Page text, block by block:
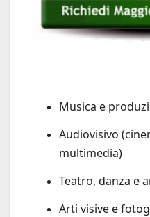
Musica e
Audiovisivo
multimedia)
Teatro, danza e
Arti visive e